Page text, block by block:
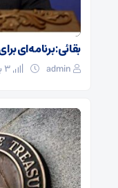
بقائی: برنامه‌ای
admin